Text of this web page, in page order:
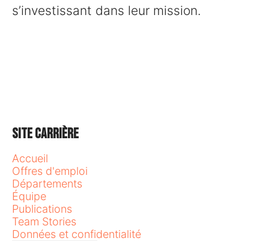
s’investissant dans leur mission.
Site carrière
Accueil
Offres d'emploi
Départements
Équipe
Publications
Team Stories
Données et confidentialité